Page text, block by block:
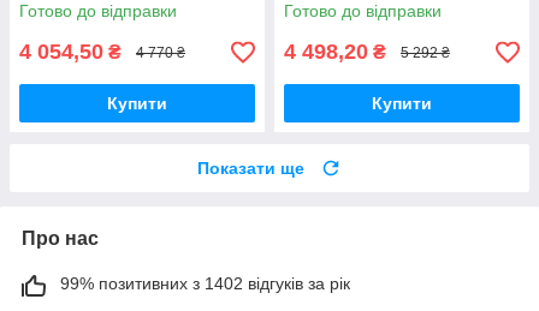
Готово до відправки
4 054,50 ₴ 4 770 ₴
Купити
Готово до відправки
4 498,20 ₴ 5 292 ₴
Купити
Показати ще
Про нас
99% позитивних з 1402 відгуків за рік